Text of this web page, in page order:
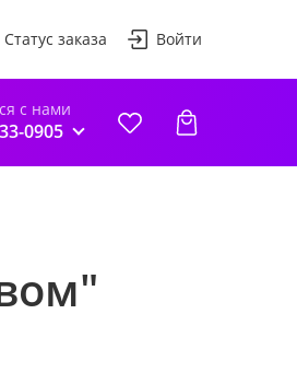
Статус заказа Войти
с нами
0905